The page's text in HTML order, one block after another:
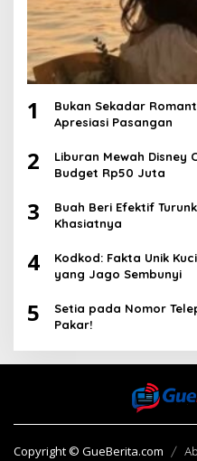
1
Bukan Sekadar
Apresiasi Pasangan
2
Liburan Mewah Disney
Budget Rp50 Juta
3
Buah Beri Efektif
Khasiatnya
4
Kodkod: Fakta Unik
yang Jago Sembunyi
5
Setia pada Nomor
Pakar!
Copyright © GueBerita.com